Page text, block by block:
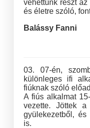
vehettünk részt
és életre szóló,
Balássy Fanni
03. 07-én,
különleges ifi
fiúknak szóló
A fiús alkalmat
vezette. Jöttek a
gyülekezetből,
is.